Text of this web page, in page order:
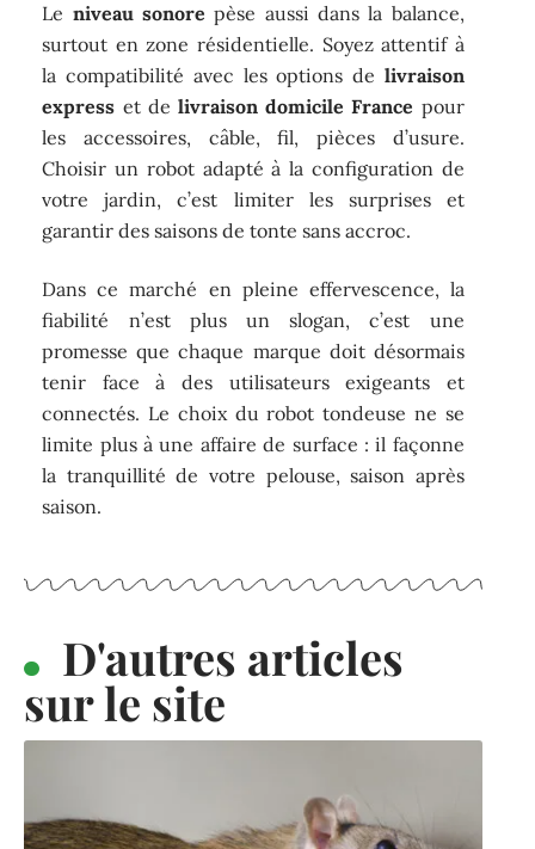
Le niveau sonore pèse aussi dans la balance,
surtout en zone résidentielle. Soyez attentif à
la compatibilité avec les options de livraison
express et de livraison domicile France pour
les accessoires, câble, fil, pièces d’usure.
Choisir un robot adapté à la configuration de
votre jardin, c’est limiter les surprises et
garantir des saisons de tonte sans accroc.
Dans ce marché en pleine effervescence, la
fiabilité n’est plus un slogan, c’est une
promesse que chaque marque doit désormais
tenir face à des utilisateurs exigeants et
connectés. Le choix du robot tondeuse ne se
limite plus à une affaire de surface : il façonne
la tranquillité de votre pelouse, saison après
saison.
D'autres articles
sur le site